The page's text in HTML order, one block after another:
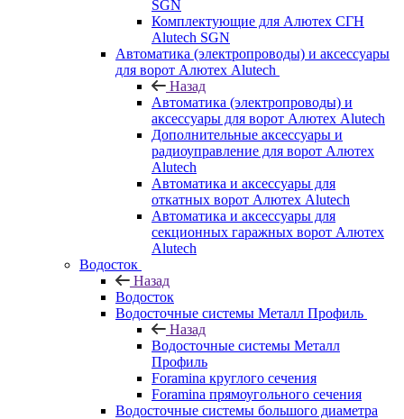
SGN
Комплектующие для Алютех СГН
Alutech SGN
Автоматика (электропроводы) и аксессуары
для ворот Алютех Alutech
Назад
Автоматика (электропроводы) и
аксессуары для ворот Алютех Alutech
Дополнительные аксессуары и
радиоуправление для ворот Алютех
Alutech
Автоматика и аксессуары для
откатных ворот Алютех Alutech
Автоматика и аксессуары для
секционных гаражных ворот Алютех
Alutech
Водосток
Назад
Водосток
Водосточные системы Металл Профиль
Назад
Водосточные системы Металл
Профиль
Foramina круглого сечения
Foramina прямоугольного сечения
Водосточные системы большого диаметра